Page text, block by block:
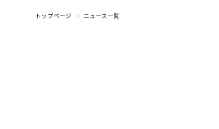
トップページ ニュース一覧